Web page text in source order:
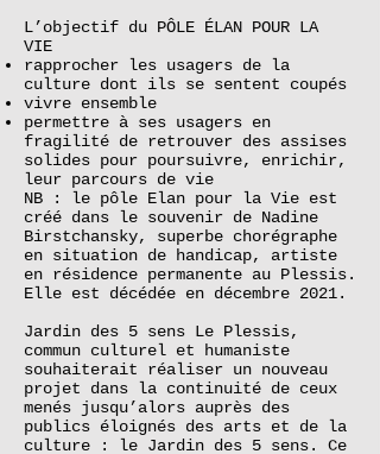
L’objectif du PÔLE ÉLAN POUR LA
VIE
rapprocher les usagers de la
culture dont ils se sentent coupés
vivre ensemble
permettre à ses usagers en
fragilité de retrouver des assises
solides pour poursuivre, enrichir,
leur parcours de vie
NB : le pôle Elan pour la Vie est
créé dans le souvenir de Nadine
Birstchansky, superbe chorégraphe
en situation de handicap, artiste
en résidence permanente au Plessis.
Elle est décédée en décembre 2021.
Jardin des 5 sens Le Plessis,
commun culturel et humaniste
souhaiterait réaliser un nouveau
projet dans la continuité de ceux
menés jusqu’alors auprès des
publics éloignés des arts et de la
culture : le Jardin des 5 sens. Ce